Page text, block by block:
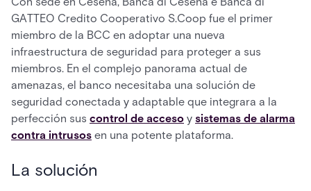
GATTEO Credito Cooperativo S.Coop fue el primer
miembro de la BCC en adoptar una nueva
infraestructura de seguridad para proteger a sus
miembros. En el complejo panorama actual de
amenazas, el banco necesitaba una solución de
seguridad conectada y adaptable que integrara a la
perfección sus control de acceso y sistemas de alarma
contra intrusos en una potente plataforma.
La solución